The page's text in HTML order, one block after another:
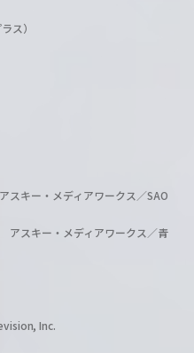
ス）
キー・メディアワークス／SAO
スキー・メディアワークス／青
Inc.